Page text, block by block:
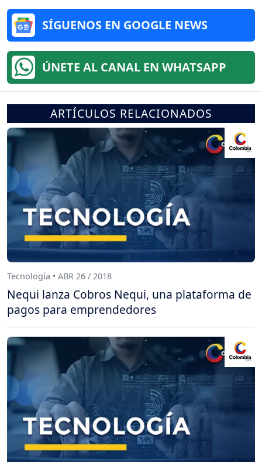
SÍGUENOS EN GOOGLE NEWS
ÚNETE AL CANAL EN WHATSAPP
ARTÍCULOS RELACIONADOS
Tecnología • ABR 26 / 2018
Nequi lanza Cobros Nequi, una plataforma de
pagos para emprendedores